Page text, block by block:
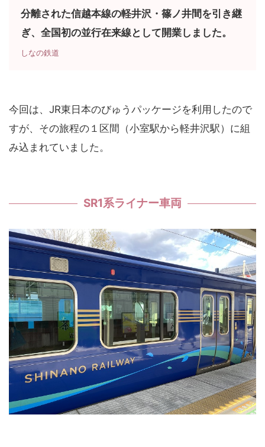
分離された信越本線の軽井沢・篠ノ井間を引き継
ぎ、全国初の並行在来線として開業しました。
しなの鉄道
今回は、JR東日本のびゅうパッケージを利用したので
すが、その旅程の１区間（小室駅から軽井沢駅）に組
み込まれていました。
SR1系ライナー車両